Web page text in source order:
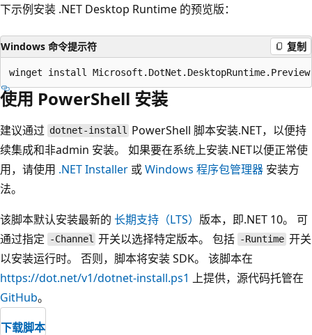
下示例安装 .NET Desktop Runtime 的预览版：
Windows 命令提示符 复制
使用 PowerShell 安装
建议通过 dotnet-install PowerShell 脚本安装.NET，以便持
续集成和非admin 安装。 如果要在系统上安装.NET以便正常使
用，请使用 .NET Installer 或Windows 程序包管理器 安装方
法。
该脚本默认安装最新的 长期支持（LTS） 版本，即.NET 10。 可
通过指定
-Channel 开关以选择特定版本。 包括 -Runtime 开关
以安装运行时。 否则，脚本将安装 SDK。 该脚本在
https://dot.net/v1/dotnet-install.ps1 上提供，源代码托管在
GitHub。
下载脚本